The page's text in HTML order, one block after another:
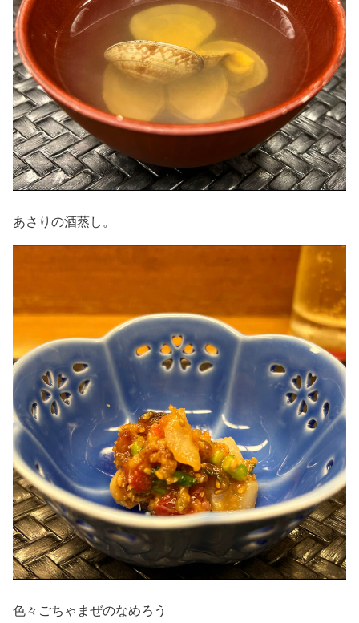
あさりの酒蒸し。
色々ごちゃまぜのなめろう